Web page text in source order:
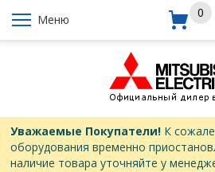
Меню 0
Уважаемые Покупатели!К
оборудования временно
наличие товара уточняйте у